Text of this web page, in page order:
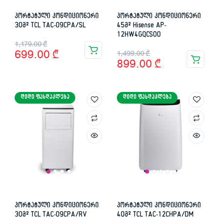
პორტატული კონდიციონერი
30მ² TCL TAC-09CPA/SL
1,179.00₾
Original
price
1,179.00 ₾.
699.00 ₾
Current
price
699.00 ₾.
პორტატული კონდიციონერი
45მ² Hisense AP-
12HW4GQCS00
1,499.00₾
Original
price
1,499.00 ₾.
899.00 ₾
Current
price
899.00 ₾.
ᲓᲘᲓᲘ ᲤᲐᲡᲓᲐᲙᲚᲔᲑᲐ
პორტატული კონდიციონერი
30მ² TCL TAC-09CPA/RV
ᲓᲘᲓᲘ ᲤᲐᲡᲓᲐᲙᲚᲔᲑᲐ
პორტატული კონდიციონერი
40მ² TCL TAC-12CHPA/DM